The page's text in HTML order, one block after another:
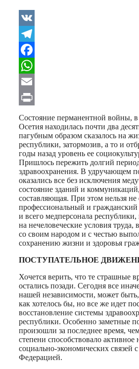
VK
Telegram
Facebook
WhatsApp
Email
Print
Состояние перманентной войны,
Осетия находилась почти два
пагубным образом сказалось на
республики, затормозив, а то и
годы назад уровень ее
Пришлось пережить долгий
здравоохранения. В удручающем
оказались все без исключения
состояние зданий и
составляющая. При этом нельзя не
профессиональный и гражданский
и всего медперсонала республики,
на нечеловеческие условия труда,
со своим народом и с честью
сохранению жизни и здоровья
ПОСТУПАТЕЛЬНОЕ
Хочется верить, что те страшные
остались позади. Сегодня все
нашей независимости, может
как хотелось бы, но все же идет
восстановление системы
республики. Особенно заметные
произошли за последнее время,
степени способствовало активное
социально-экономических связей
Федерацией.